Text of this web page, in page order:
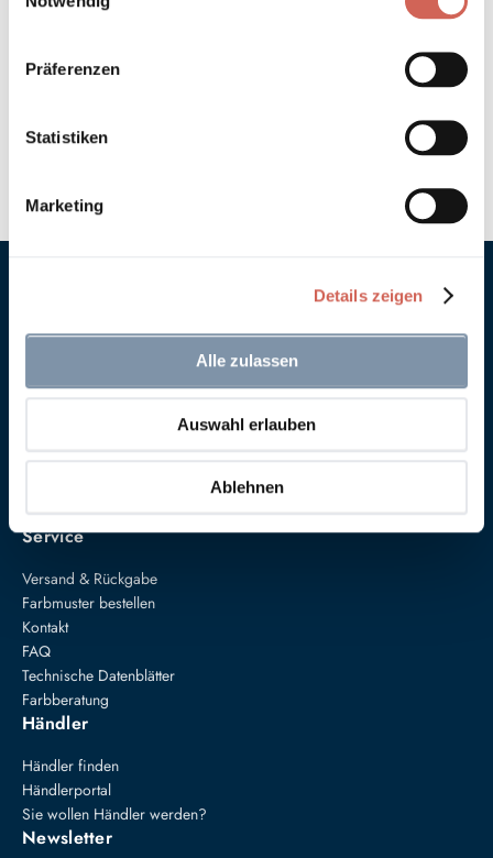
Präferenzen
Statistiken
Marketing
Details zeigen
Alle zulassen
Auswahl erlauben
Ablehnen
Technische Daten
Hinweis zur Farbtongenauigkeit
Anna von Mangoldt GmbH & Co. KG
34414 Warburg
farben@annavonmangoldt.com
Service
Versand & Rückgabe
Farbmuster bestellen
Kontakt
FAQ
Technische Datenblätter
Farbberatung
Händler
Händler finden
Händlerportal
Sie wollen Händler werden?
Newsletter